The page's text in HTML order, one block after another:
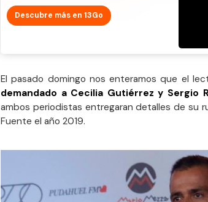
Descubre más en 13Go
El pasado domingo nos enteramos que el
demandado a Cecilia Gutiérrez y Sergio
ambos periodistas entregaran detalles de su
Fuente el año 2019.